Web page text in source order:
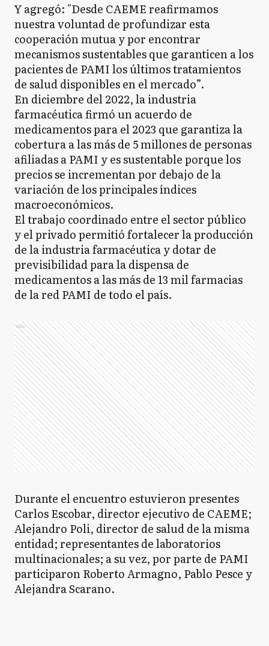
Y agregó: "Desde CAEME reafirmamos
nuestra voluntad de profundizar esta
cooperación mutua y por encontrar
mecanismos sustentables que garanticen a los
pacientes de PAMI los últimos tratamientos
de salud disponibles en el mercado”.
En diciembre del 2022, la industria
farmacéutica firmó un acuerdo de
medicamentos para el 2023 que garantiza la
cobertura a las más de 5 millones de personas
afiliadas a PAMI y es sustentable porque los
precios se incrementan por debajo de la
variación de los principales índices
macroeconómicos.
El trabajo coordinado entre el sector público
y el privado permitió fortalecer la producción
de la industria farmacéutica y dotar de
previsibilidad para la dispensa de
medicamentos a las más de 13 mil farmacias
de la red PAMI de todo el país.
Ads
Durante el encuentro estuvieron presentes
Carlos Escobar, director ejecutivo de CAEME;
Alejandro Poli, director de salud de la misma
entidad; representantes de laboratorios
multinacionales; a su vez, por parte de PAMI
participaron Roberto Armagno, Pablo Pesce y
Alejandra Scarano.